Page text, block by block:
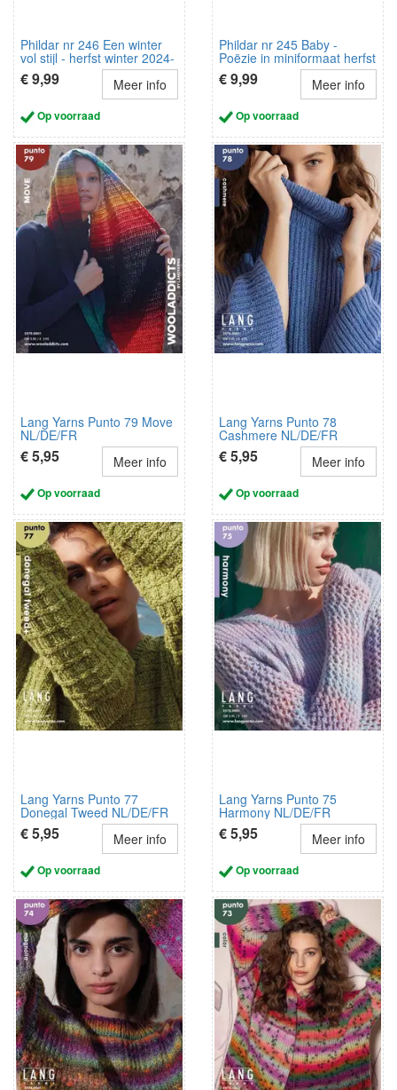
Phildar nr 246 Een winter
vol stijl - herfst winter 2024-
2025 NL
€ 9,99 Meer info
Op voorraad
Phildar nr 245 Baby -
Poëzie in miniformaat herfst
winter 2024-2025 NL-DE
€ 9,99 Meer info
Op voorraad
Lang Yarns Punto 79 Move
NL/DE/FR
€ 5,95 Meer info
Op voorraad
Lang Yarns Punto 78
Cashmere NL/DE/FR
€ 5,95 Meer info
Op voorraad
Lang Yarns Punto 77
Donegal Tweed NL/DE/FR
€ 5,95 Meer info
Op voorraad
Lang Yarns Punto 75
Harmony NL/DE/FR
€ 5,95 Meer info
Op voorraad